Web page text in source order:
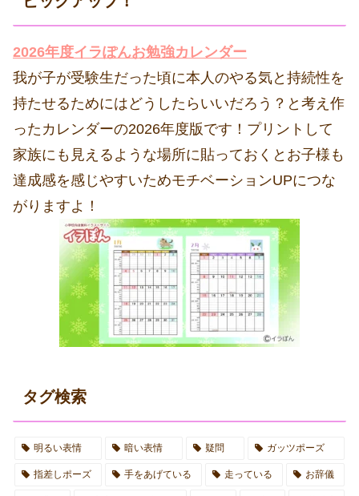
2026年度イラぽんお勉強カレンダー
我が子が受験生だった頃に本人のやる気と持続性を
持たせるためにはどうしたらいいだろう？と考え作
ったカレンダーの2026年度版です！プリントして
家族にも見えるような場所に貼っておくとお子様も
達成感を感じやすいためモチベーションUPにつな
がりますよ！
タグ検索
明るい表情 暗い表情 疑問 ガッツポーズ
指差しポーズ 手をあげている 走っている お辞儀